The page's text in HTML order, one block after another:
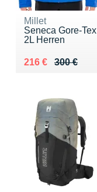
Millet
Seneca Gore-Tex
2L Herren
300 €
Au lieu de 300 €
216 €
Vendu 216 €